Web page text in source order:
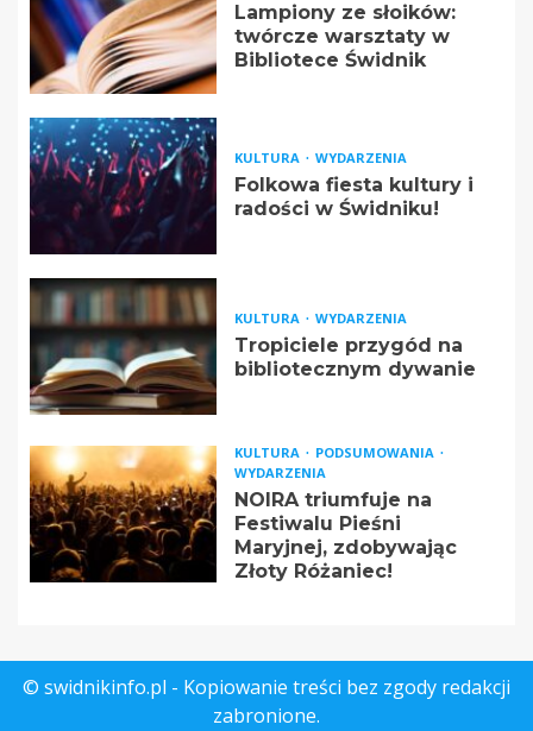
Lampiony ze słoików:
twórcze warsztaty w
Bibliotece Świdnik
KULTURA WYDARZENIA
Folkowa fiesta kultury i
radości w Świdniku!
KULTURA WYDARZENIA
Tropiciele przygód na
bibliotecznym dywanie
KULTURA
PODSUMOWANIA
WYDARZENIA
NOIRA triumfuje na
Festiwalu Pieśni
Maryjnej, zdobywając
Złoty Różaniec!
© swidnikinfo.pl - Kopiowanie treści bez zgody redakcji
zabronione.